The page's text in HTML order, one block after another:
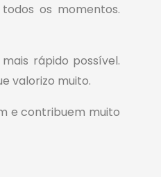
os momentos.
rápido possível.
valorizo muito.
e contribuem muito